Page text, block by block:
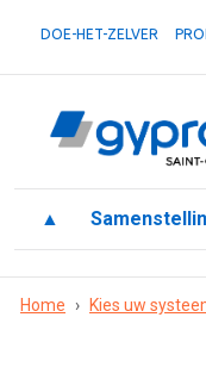
DOE-HET-ZELVER
▲
Home › Kies uw